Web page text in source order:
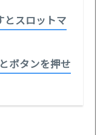
とスロットマ
ボタンを押せ